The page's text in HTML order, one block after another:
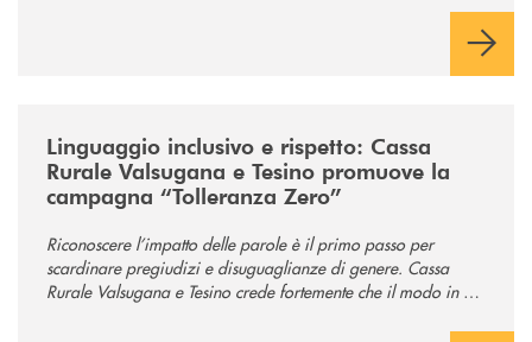
Linguaggio inclusivo e rispetto: Cassa
Rurale Valsugana e Tesino promuove la
campagna “Tolleranza Zero”
Riconoscere l’impatto delle parole è il primo passo per
scardinare pregiudizi e disuguaglianze di genere. Cassa
Rurale Valsugana e Tesino crede fortemente che il modo in cui